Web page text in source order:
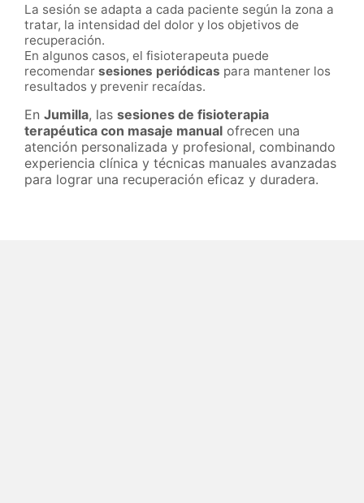
La sesión se adapta a cada paciente según la zona a
tratar, la intensidad del dolor y los objetivos de
recuperación.
En algunos casos, el fisioterapeuta puede
recomendar sesiones periódicas para mantener los
resultados y prevenir recaídas.
En Jumilla, las sesiones de fisioterapia
terapéutica con masaje manual ofrecen una
atención personalizada y profesional, combinando
experiencia clínica y técnicas manuales avanzadas
para lograr una recuperación eficaz y duradera.